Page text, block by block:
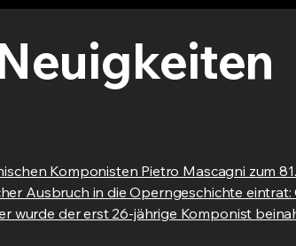
Komponisten Pietro Mascagni zum
Ausbruch in die Operngeschichte eintrat:
wurde der erst 26-jährige Komponist